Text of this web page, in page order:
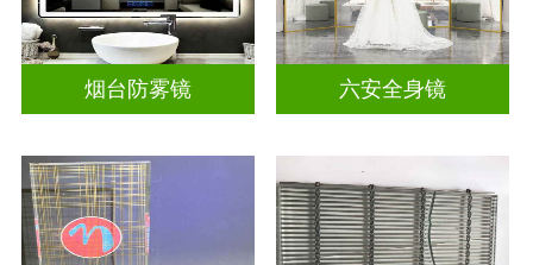
烟台防雾镜 六安全身镜